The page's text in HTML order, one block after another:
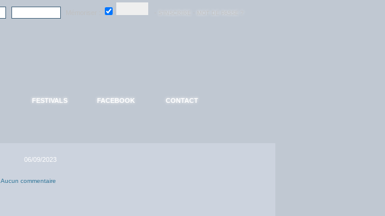
FESTIVALS FACEBOOK CONTACT
06/09/2023
Aucun commentaire